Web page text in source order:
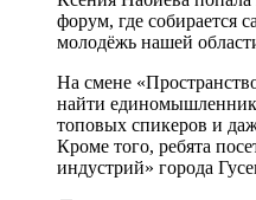
форум, где собирается
молодёжь нашей
На смене
найти
топовых спикеров и
Кроме того, ребята
индустрий» города